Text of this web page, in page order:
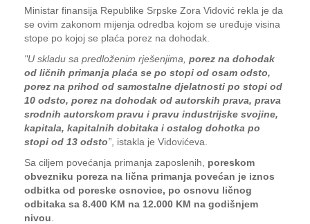
Ministar finansija Republike Srpske Zora Vidović rekla je da
se ovim zakonom mijenja odredba kojom se uređuje visina
stope po kojoj se plaća porez na dohodak.
"U skladu sa predloženim rješenjima, porez na dohodak
od ličnih primanja plaća se po stopi od osam odsto,
porez na prihod od samostalne djelatnosti po stopi od
10 odsto, porez na dohodak od autorskih prava, prava
srodnih autorskom pravu i pravu industrijske svojine,
kapitala, kapitalnih dobitaka i ostalog dohotka po
stopi od 13 odsto” , istakla je Vidovićeva.
Sa ciljem povećanja primanja zaposlenih, poreskom
obvezniku poreza na lična primanja povećan je iznos
odbitka od poreske osnovice, po osnovu ličnog
odbitaka sa 8.400 KM na 12.000 KM na godišnjem
nivou